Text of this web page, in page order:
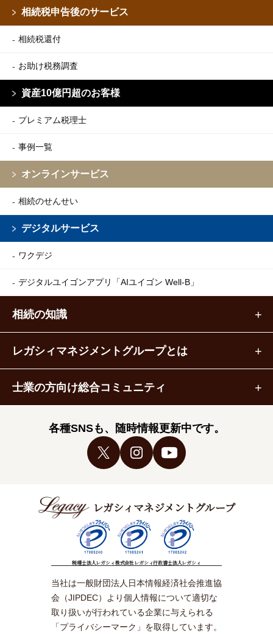
相続税申告後のサービス
相続税還付
お助け税務調査
資産10億円超のお客様
プレミアム税理士
事例一覧
オンラインサービス
相続のせんせい
デジタルサービス
ワクデジ
デジタルユイゴンアプリ 「AIユイゴン Well-B」
相続の知識
レガシィマネジメントグループとは
士業の方向け総合コミュニティ
各種SNSも、随時情報更新中です。
レガシィマネジメントグループ
税理士法人レガシィ株式会社レガシィ行政書士法人レガシィ
当社は一般財団法人日本情報経済社会推進協
会（JIPDEC）より個人情報について適切な
取り扱いが行われている企業に与えられる
「プライバシーマーク」を取得しています。